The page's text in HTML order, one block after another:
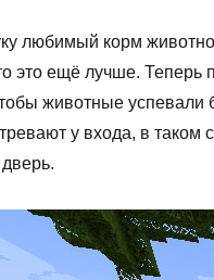
любимый корм
это ещё лучше. Теперь
животные успевали
у входа, в таком